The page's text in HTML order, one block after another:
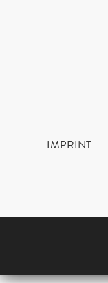
IMPRINT